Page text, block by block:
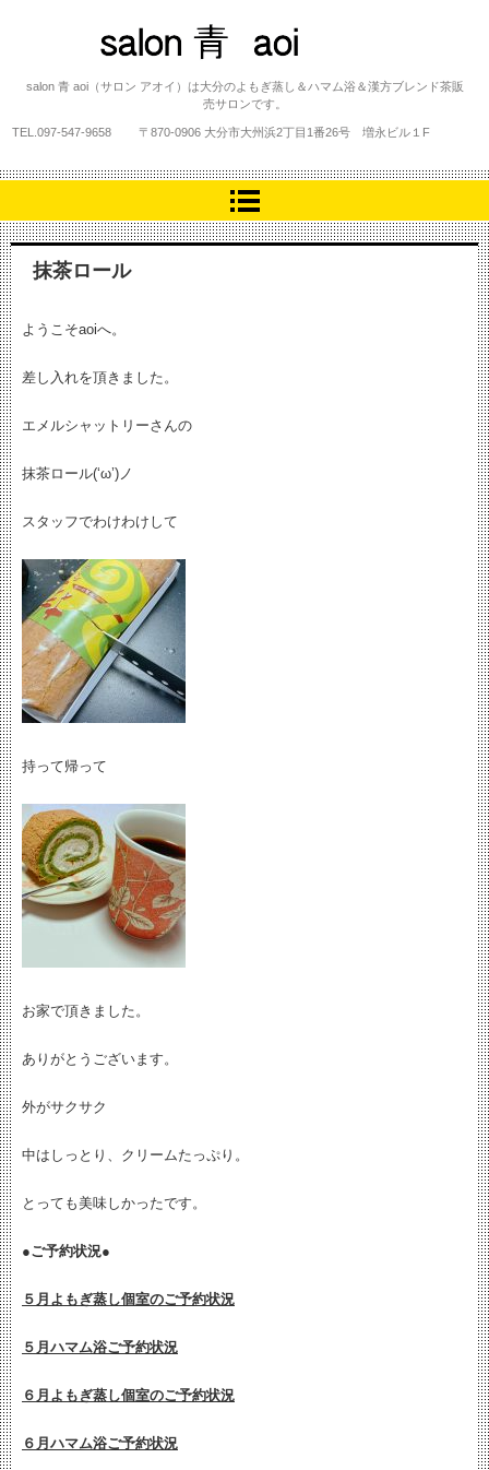
salon 青 aoi
salon 青 aoi（サロン アオイ）は大分のよもぎ蒸し＆ハマム浴＆漢方ブレンド茶販
売サロンです。
TEL. 097-547-9658 〒870-0906 大分市大州浜2丁目1番26号 増永ビル１F
抹茶ロール
ようこそaoiへ。
差し入れを頂きました。
エメルシャットリーさんの
抹茶ロール(‘ω’)ノ
スタッフでわけわけして
持って帰って
お家で頂きました。
ありがとうございます。
外がサクサク
中はしっとり、クリームたっぷり。
とっても美味しかったです。
●ご予約状況●
５月よもぎ蒸し個室のご予約状況
５月ハマム浴ご予約状況
６月よもぎ蒸し個室のご予約状況
６月ハマム浴ご予約状況